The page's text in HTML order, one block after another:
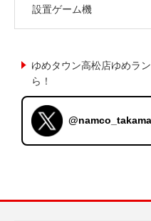
設置ゲーム機
ゆめタウン高松店ゆめラ
ら！